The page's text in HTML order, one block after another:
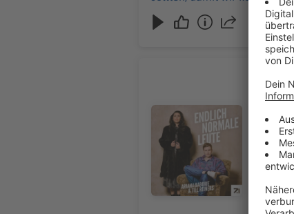
erzählt Bene von seinem
und tretet ein. Wir haben
Audiotitel - Mom &
Mom
Für alle
euch
und